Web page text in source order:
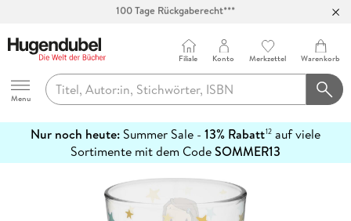
Hugendubel
Menu
Filiale Konto Merkzettel Warenkorb
Nur noch heute: Summer Sale - 13% Rabatt12 auf viele
Sortimente mit dem CodeSOMMER13
erfahren